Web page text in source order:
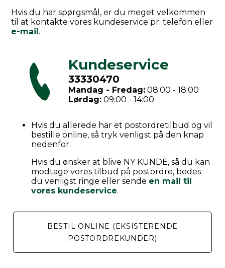
Hvis du har spørgsmål, er du meget velkommen
til at kontakte vores kundeservice pr. telefon eller
e-mail.
Kundeservice
33330470
Mandag - Fredag:08:00 - 18:00
Lørdag:09:00 - 14:00
Hvis du allerede har et postordretilbud og vil
bestille online, så tryk venligst på den knap
nedenfor.
Hvis du ønsker at blive NY KUNDE, så du kan
modtage vores tilbud på postordre, bedes
du venligst ringe eller sende en mail til
vores kundeservice.
BESTIL ONLINE (EKSISTERENDE
POSTORDREKUNDER)